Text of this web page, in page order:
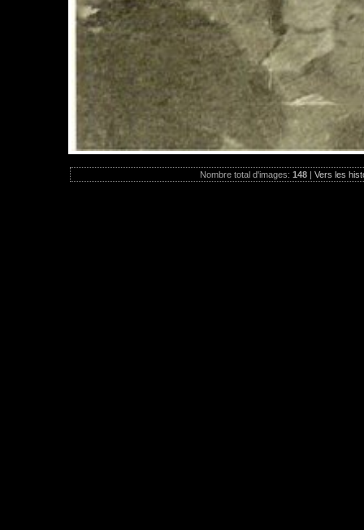
Nombre total d'images: 148 | Vers les